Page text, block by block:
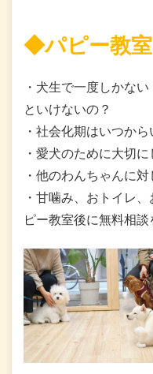
◆パピー教
・犬生で一度しかな
といけないの？
・社会化期はいつから
・愛犬のために大切
・他のわんちゃんに
・甘噛み、おトイレ
ピー教室後に無料相談